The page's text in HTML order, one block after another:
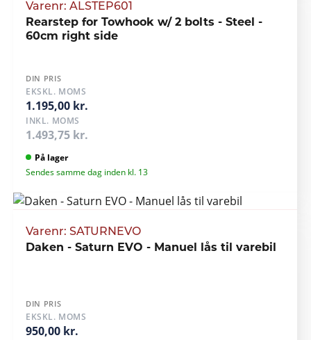
Varenr: ALSTEP601
Rearstep for Towhook w/ 2 bolts - Steel -
60cm right side
DIN PRIS
EKSKL. MOMS
1.195,00 kr.
INKL. MOMS
1.493,75 kr.
På lager
Sendes samme dag inden kl. 13
Varenr: SATURNEVO
Daken - Saturn EVO - Manuel lås til varebil
DIN PRIS
EKSKL. MOMS
950,00 kr.